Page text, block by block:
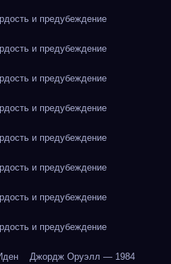
и предубеждение
и предубеждение
и предубеждение
и предубеждение
и предубеждение
и предубеждение
и предубеждение
и предубеждение
Джордж Оруэлл — 1984